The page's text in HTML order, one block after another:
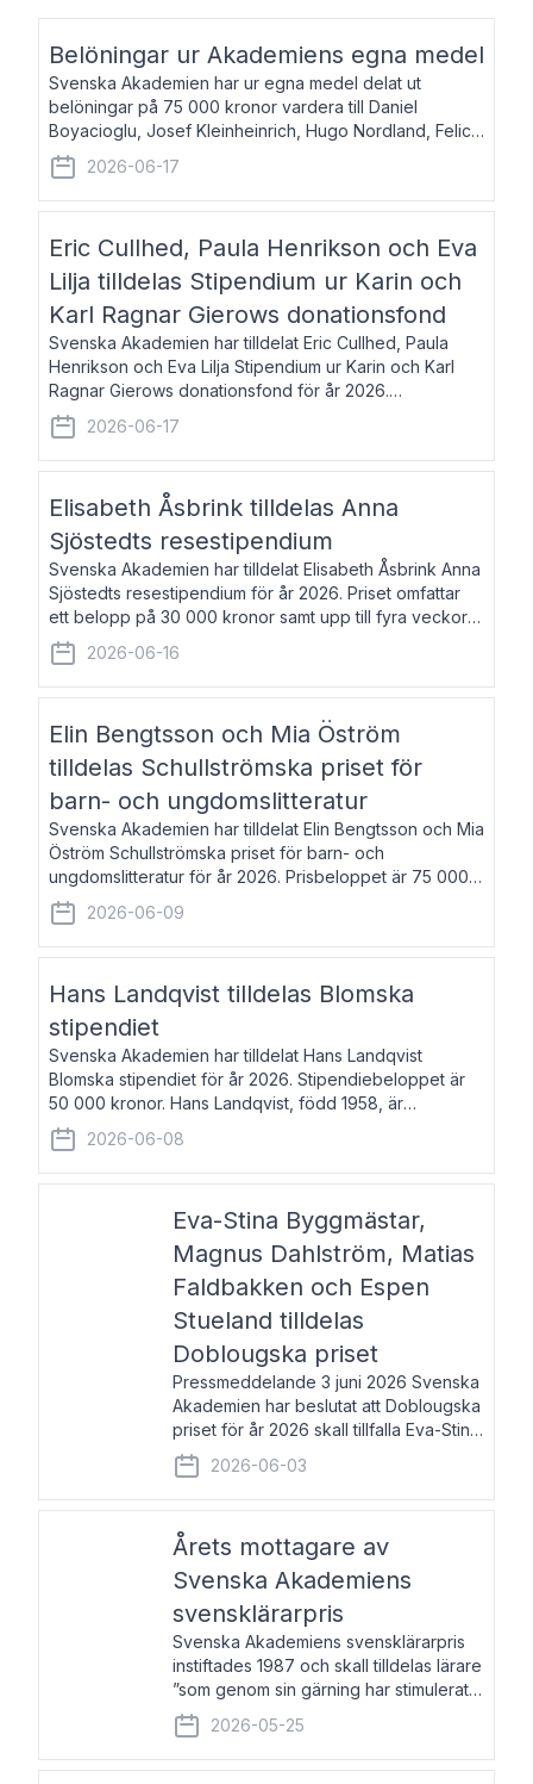
Belöningar ur Akademiens egna medel
Svenska Akademien har ur egna medel delat ut
belöningar på 75 000 kronor vardera till Daniel
Boyacioglu, Josef Kleinheinrich, Hugo Nordland, Felicia
Stenroth och Svante Strandberg. Daniel Boyacioglu,
född 1981, är poet och scenartist. Josef
2026-06-17
Eric Cullhed, Paula Henrikson och Eva
Lilja tilldelas Stipendium ur Karin och
Karl Ragnar Gierows donationsfond
Svenska Akademien har tilldelat Eric Cullhed, Paula
Henrikson och Eva Lilja Stipendium ur Karin och Karl
Ragnar Gierows donationsfond för år 2026.
Stipendiebeloppet är på 70 000 kronor vardera. Eric
Cullhed, född 1985, är professor i grekis
2026-06-17
Elisabeth Åsbrink tilldelas Anna
Sjöstedts resestipendium
Svenska Akademien har tilldelat Elisabeth Åsbrink Anna
Sjöstedts resestipendium för år 2026. Priset omfattar
ett belopp på 30 000 kronor samt upp till fyra veckors
fri vistelse i Akademiens lägenhet i Berlin. Elisabeth
Åsbrink, född 1965 oc
2026-06-16
Elin Bengtsson och Mia Öström
tilldelas Schullströmska priset för
barn- och ungdomslitteratur
Svenska Akademien har tilldelat Elin Bengtsson och Mia
Öström Schullströmska priset för barn- och
ungdomslitteratur för år 2026. Prisbeloppet är 75 000
kronor vardera. Elin Bengtsson, född 1987, är författare
och forskare i genusvetenskap.
2026-06-09
Hans Landqvist tilldelas Blomska
stipendiet
Svenska Akademien har tilldelat Hans Landqvist
Blomska stipendiet för år 2026. Stipendiebeloppet är
50 000 kronor. Hans Landqvist, född 1958, är
professor i svenska vid Göteborgs universitet. Han
disputerade år 2000 på avhandlingen Författn
2026-06-08
Eva-Stina Byggmästar,
Magnus Dahlström, Matias
Faldbakken och Espen
Stueland tilldelas
Doblougska priset
Pressmeddelande 3 juni 2026 Svenska
Akademien har beslutat att Doblougska
priset för år 2026 skall tillfalla Eva-Stina
Byggmästar, Magnus Dahlström, Matias
Faldbakken samt Espen Stueland.
Prisbeloppet är 200 000 svenska
2026-06-03
Årets mottagare av
Svenska Akademiens
svensklärarpris
Svenska Akademiens svensklärarpris
instiftades 1987 och skall tilldelas lärare
”som genom sin gärning har stimulerat
intresset hos unga människor för
svenska språket och litteraturen”.
Prisutdelning och samtal med
2026-05-25